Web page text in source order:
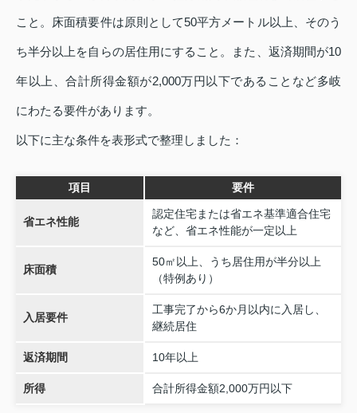
こと。床面積要件は原則として50平方メートル以上、そのう
ち半分以上を自らの居住用にすること。また、返済期間が10
年以上、合計所得金額が2,000万円以下であることなど多岐
にわたる要件があります。
以下に主な条件を表形式で整理しました：
項目 要件
省エネ性能
認定住宅または省エネ基準適合住宅
など、省エネ性能が一定以上
床面積
50㎡以上、うち居住用が半分以上
（特例あり）
入居要件
工事完了から6か月以内に入居し、
継続居住
返済期間 10年以上
所得 合計所得金額2,000万円以下